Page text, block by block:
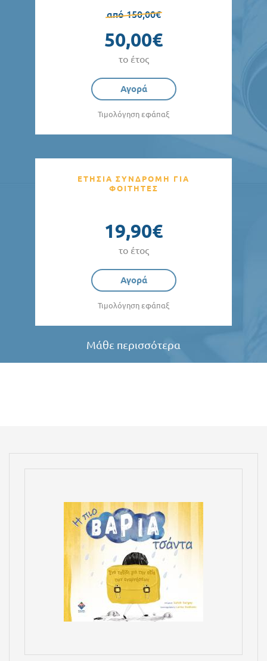
από 150,00€
50,00€
το έτος
Αγορά
Τιμολόγηση εφάπαξ
ΕΤΗΣΙΑ ΣΥΝΔΡΟΜΗ ΓΙΑ
ΦΟΙΤΗΤΕΣ
19,90€
το έτος
Αγορά
Τιμολόγηση εφάπαξ
Μάθε περισσότερα